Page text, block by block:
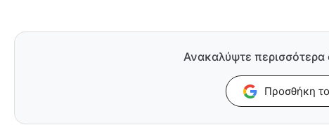
Ανακαλύψτε
Προσθήκη